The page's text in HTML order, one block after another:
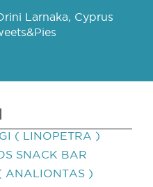
Larnaka, Cyprus
( LINOPETRA )
SNACK BAR
ANALIONTAS )